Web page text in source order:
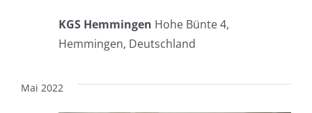
KGS Hemmingen Hohe Bünte 4,
Hemmingen, Deutschland
Mai 2022